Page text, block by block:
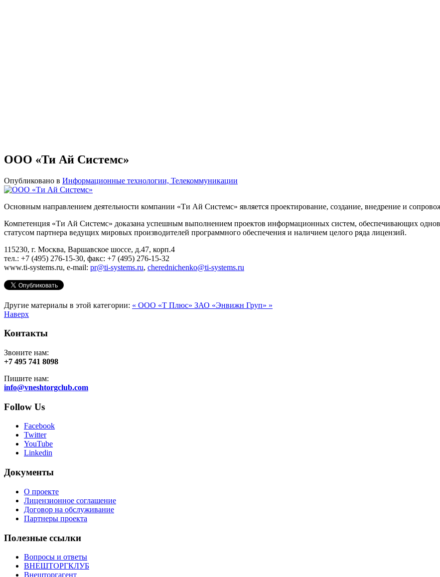
ООО «Ти Ай Системс»
Опубликовано в Информационные технологии, Телекоммуникации
Основным направлением деятельности компании «Ти Ай Системс» является проектирование, создание, внедрение и
Компетенция «Ти Ай Системс» доказана успешным выполнением проектов информационных систем, обеспечивающих
статусом партнера ведущих мировых производителей программного обеспечения и наличием целого ряда лицензий.
115230, г. Москва, Варшавское шоссе, д.47, корп.4
тел.: +7 (495) 276-15-30, факс: +7 (495) 276-15-32
www.ti-systems.ru, e-mail: pr@ti-systems.ru, cherednichenko@ti-systems.ru
Другие материалы в этой категории: « ООО «Т Плюс» ЗАО «Энвижн Груп» »
Наверх
Контакты
Звоните нам:
+7 495 741 8098
Пишите нам:
info@vneshtorgclub.com
Follow Us
Facebook
Twitter
YouTube
Linkedin
Документы
О проекте
Лицензионное соглашение
Договор на обслуживание
Партнеры проекта
Полезные ссылки
Вопросы и ответы
ВНЕШТОРГКЛУБ
Внешторгагент